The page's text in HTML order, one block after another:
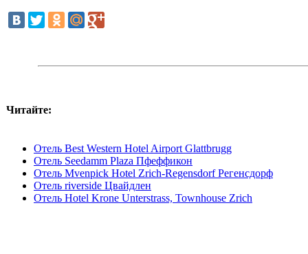
Читайте:
Отель Best Western Hotel Airport Glattbrugg
Отель Seedamm Plaza Пфеффикон
Отель Mvenpick Hotel Zrich-Regensdorf Регенсдорф
Отель riverside Цвайдлен
Отель Hotel Krone Unterstrass, Townhouse Zrich